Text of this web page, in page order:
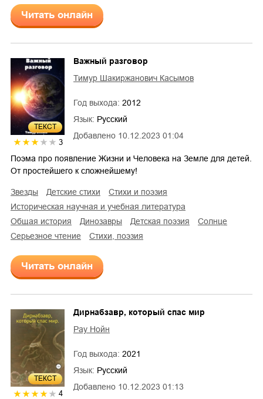
Читать онлайн
ТЕКСТ
3
Добавлено 10.12.2023 01:04
Важный разговор
Тимур Шакиржанович Касымов
Год выхода: 2012
Язык: Русский
Поэма про появление Жизни и Человека на Земле для детей.
От простейшего к сложнейшему!
звезды детские стихи
стихи и поэзия
историческая научная и учебная литература
общая история
динозавры детская поэзия
Солнце
серьезное чтение
cтихи, поэзия
Читать онлайн
ТЕКСТ
4
Добавлено 10.12.2023 01:13
Дирнабзавр, который спас мир
Рау Нойн
Год выхода: 2021
Язык: Русский